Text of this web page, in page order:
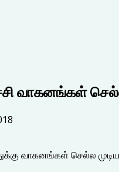
வாகனங்கள்
வாகனங்கள் செல்ல